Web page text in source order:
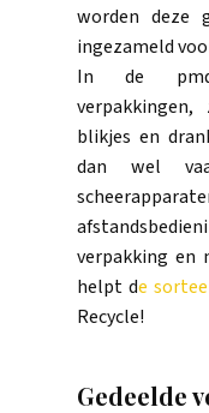
worden deze
ingezameld
In de
blikjes en
dan wel
verpakking en
helpt de
Recycle!
Gedeelde